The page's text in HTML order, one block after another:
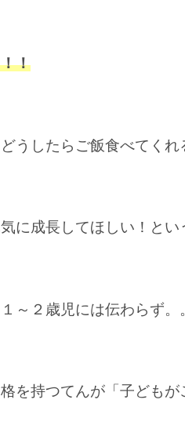
！
うしたらご飯食べてく
に成長してほしい！とい
～２歳児には伝わらず
を持つてんが「子ども